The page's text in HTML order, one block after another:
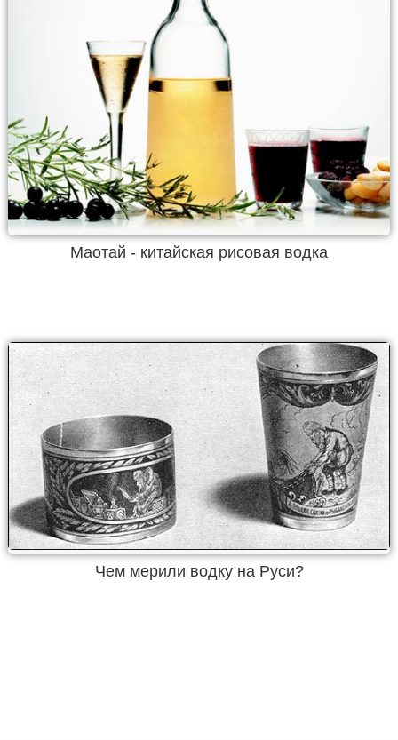
Маотай - китайская рисовая водка
Чем мерили водку на Руси?